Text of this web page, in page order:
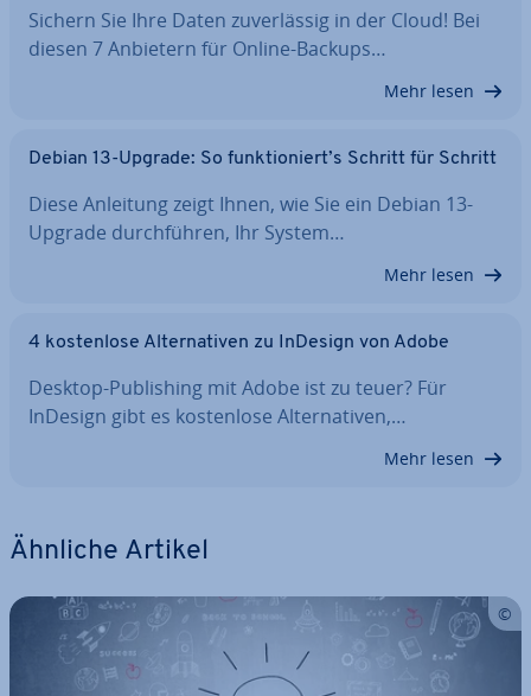
Sichern Sie Ihre Daten zu­ver­läs­sig in der Cloud! Bei
diesen 7 Anbietern für Online-Backups…
Mehr lesen
Debian 13-Upgrade: So funk­tio­niert’s Schritt für Schritt
Diese Anleitung zeigt Ihnen, wie Sie ein Debian 13-
Upgrade durch­füh­ren, Ihr System…
Mehr lesen
4 kos­ten­lo­se Al­ter­na­ti­ven zu InDesign von Adobe
Desktop-Pu­bli­shing mit Adobe ist zu teuer? Für
InDesign gibt es kos­ten­lo­se Al­ter­na­ti­ven,…
Mehr lesen
Ähnliche Artikel